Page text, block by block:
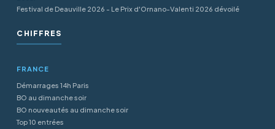
Festival de Deauville 2026 - Le Prix d'Ornano-Valenti 2026 dévoilé
CHIFFRES
FRANCE
Démarrages 14h Paris
BO au dimanche soir
BO nouveautés au dimanche soir
Top 10 entrées